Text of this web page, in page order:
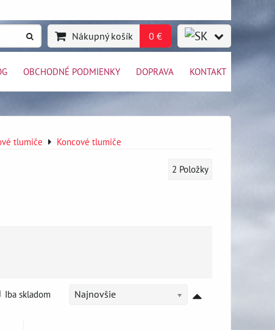
Nákupný košík 0 €
OBCHODNÉ PODMIENKY DOPRAVA KONTAKT
tlumiče Koncové tlumiče
2 Položky
Najnovšie
Iba skladom